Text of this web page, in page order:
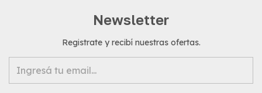
Newsletter
Registrate y recibí nuestras ofertas.